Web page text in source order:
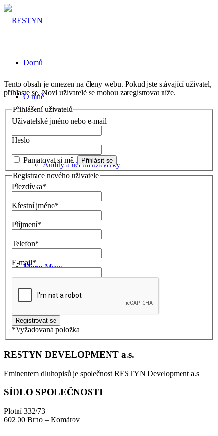
Domů
O mně
Audity a účetní uzávěrky
Menu Menu
Tento obsah je omezen na členy webu. Pokud jste stávající uživatel,
přihlaste se. Noví uživatelé se mohou zaregistrovat níže.
Přihlášení uživatelů
Uživatelské jméno nebo e-mail
Heslo
Pamatovat si mě
Registrace nového uživatele
Přezdívka*
Křestní jméno*
Příjmení*
Telefon*
E-mail*
*Vyžadovaná položka
RESTYN DEVELOPMENT a.s.
Eminentem dluhopisů je společnost RESTYN Development a.s.
SÍDLO SPOLEČNOSTI
Plotní 332/73
602 00 Brno – Komárov